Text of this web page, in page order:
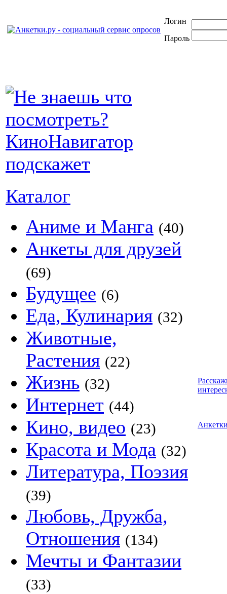
Логин
Пароль
Каталог
Аниме и Манга (40)
Анкеты для друзей
(69)
Будущее (6)
Еда, Кулинария (32)
Животные,
Растения (22)
Жизнь (32)
Интернет (44)
Кино, видео (23)
Красота и Мода (32)
Литература, Поэзия
(39)
Любовь, Дружба,
Отношения (134)
Мечты и Фантазии
(33)